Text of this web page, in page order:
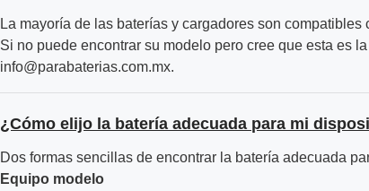
La mayoría de las baterías y cargadores son
Si no puede encontrar su modelo pero cree que esta es
info@parabaterias.com.mx.
¿Cómo elijo la batería adecuada para mi
Dos formas sencillas de encontrar la batería adecuada
Equipo modelo